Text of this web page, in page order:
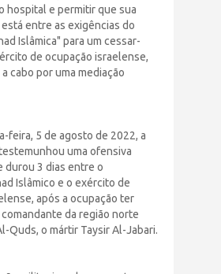
hospital e permitir que sua
entre as exigências do
Islâmica" para um cessar-
de ocupação israelense,
cabo por uma mediação
feira, 5 de agosto de 2022, a
uma ofensiva
durou 3 dias entre o
Islâmico e o exército de
após a ocupação ter
da região norte
Quds, o mártir Taysir Al-Jabari.